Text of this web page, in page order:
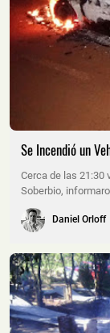
Se Incendió un
Cerca de las 21:30
Soberbio,
Daniel Orloff